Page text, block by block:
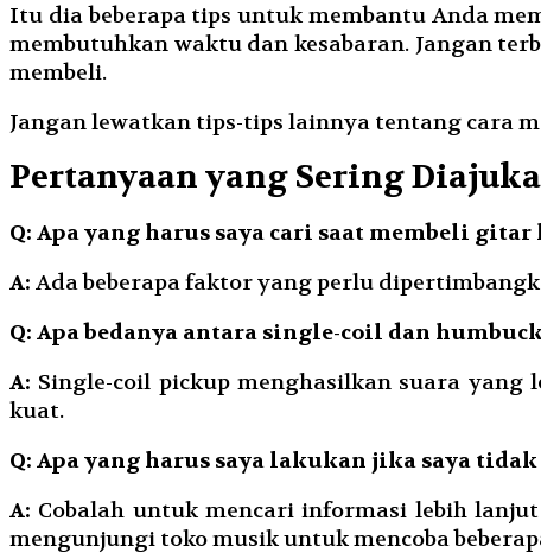
Itu dia beberapa tips untuk membantu Anda
membutuhkan waktu dan kesabaran. Jangan
membeli.
Jangan lewatkan tips-tips lainnya tentang cara
Pertanyaan yang Sering
Q: Apa yang harus saya cari saat membeli
A: Ada beberapa faktor yang perlu
Q: Apa bedanya antara single-coil dan
A: Single-coil pickup menghasilkan suara
kuat.
Q: Apa yang harus saya lakukan jika saya
A: Cobalah untuk mencari informasi lebih
mengunjungi toko musik untuk mencoba